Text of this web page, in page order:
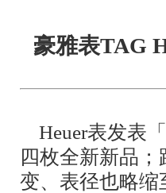
豪雅表TAG
Heuer表发表
四枚全新新品
变、表径也略缩